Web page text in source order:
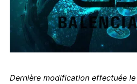
Dernière modification effectuée